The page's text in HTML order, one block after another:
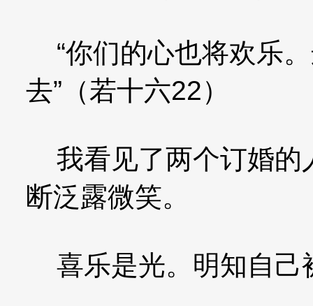
“你们的心也将欢乐
去”（若十六22）
我看见了两个订婚的
断泛露微笑。
喜乐是光。明知自己